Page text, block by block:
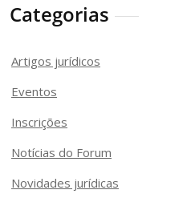
Categorias
Artigos jurídicos
Eventos
Inscrições
Notícias do Forum
Novidades jurídicas